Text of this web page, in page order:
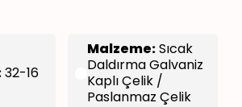
32-16
Malzeme:Sıcak
Daldırma Galvaniz
Kaplı Çelik /
Paslanmaz Çelik